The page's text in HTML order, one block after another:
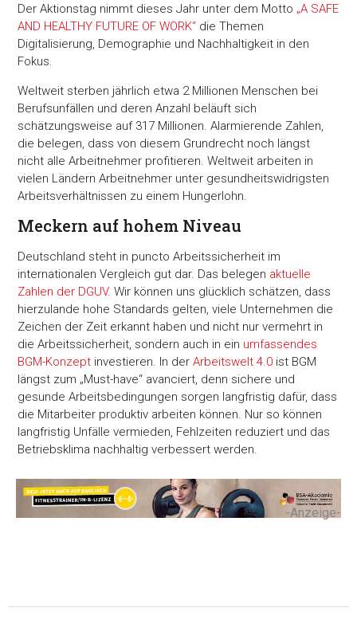
Der Aktionstag nimmt dieses Jahr unter dem Motto „A SAFE
AND HEALTHY FUTURE OF WORK“ die Themen
Digitalisierung, Demographie und Nachhaltigkeit in den
Fokus.
Weltweit sterben jährlich etwa 2 Millionen Menschen bei
Berufsunfällen und deren Anzahl beläuft sich
schätzungsweise auf 317 Millionen. Alarmierende Zahlen,
die belegen, dass von diesem Grundrecht noch längst
nicht alle Arbeitnehmer profitieren. Weltweit arbeiten in
vielen Ländern Arbeitnehmer unter gesundheitswidrigsten
Arbeitsverhältnissen zu einem Hungerlohn.
Meckern auf hohem Niveau
Deutschland steht in puncto Arbeitssicherheit im
internationalen Vergleich gut dar. Das belegen aktuelle
Zahlen der DGUV. Wir können uns glücklich schätzen, dass
hierzulande hohe Standards gelten, viele Unternehmen die
Zeichen der Zeit erkannt haben und nicht nur vermehrt in
die Arbeitssicherheit, sondern auch in ein umfassendes
BGM-Konzept investieren. In derArbeitswelt 4.0 ist BGM
längst zum „Must-have“ avanciert, denn sichere und
gesunde Arbeitsbedingungen sorgen langfristig dafür, dass
die Mitarbeiter produktiv arbeiten können. Nur so können
langfristig Unfälle vermieden, Fehlzeiten reduziert und das
Betriebsklima nachhaltig verbessert werden.
-Anzeige-